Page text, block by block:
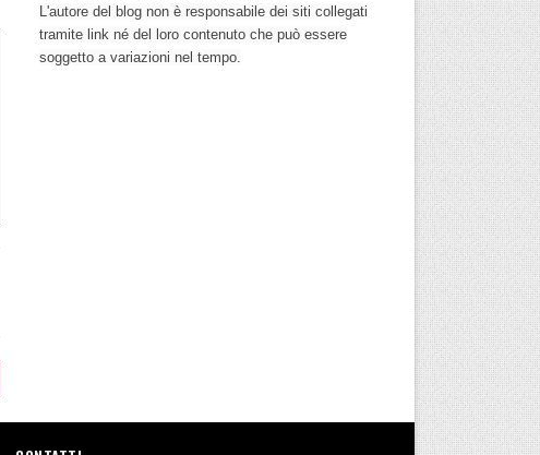
L'autore del blog non è responsabile dei siti collegati
tramite link né del loro contenuto che può essere
soggetto a variazioni nel tempo.